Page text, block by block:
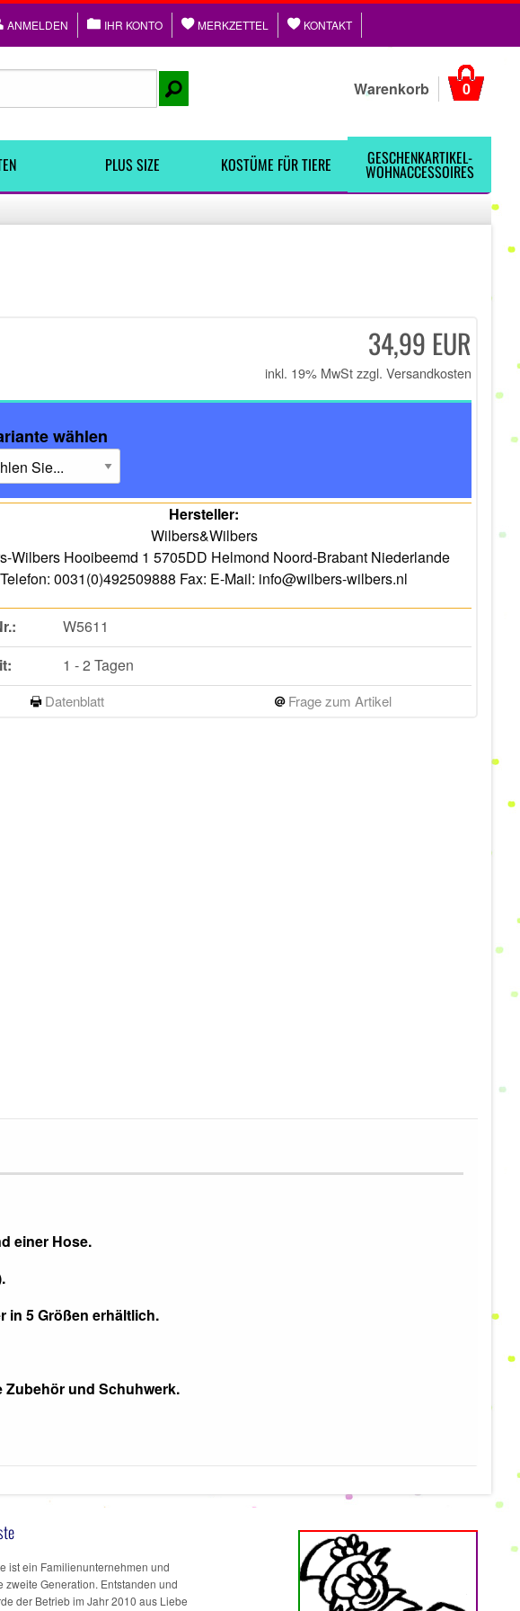
ANMELDEN IHR KONTO MERKZETTEL KONTAKT
Warenkorb 0
PLUS SIZE KOSTÜME FÜR TIERE GESCHENKARTIKEL-
WOHNACCESSOIRES
34,99 EUR
inkl. 19% MwSt zzgl. Versandkosten
wählen
Hersteller:
Wilbers&Wilbers
Wilbers Hooibeemd 1 5705DD Helmond Noord-Brabant Niederlande
Telefon: 0031(0)492509888 Fax: E-Mail: info@wilbers-wilbers.nl
W5611
1 - 2 Tagen
Datenblatt Frage zum Artikel
einer Hose.
in 5 Größen erhältlich.
Zubehör und Schuhwerk.
ist ein Familienunternehmen und
zweite Generation. Entstanden und
der Betrieb im Jahr 2010 aus Liebe